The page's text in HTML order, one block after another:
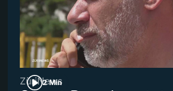
2 Min
ZüriNews